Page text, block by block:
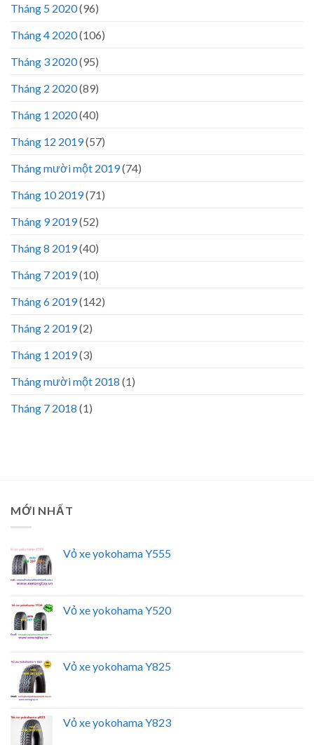
Tháng 5 2020(96)
Tháng 4 2020(106)
Tháng 3 2020(95)
Tháng 2 2020(89)
Tháng 1 2020(40)
Tháng 12 2019(57)
Tháng mười một 2019(74)
Tháng 10 2019(71)
Tháng 9 2019(52)
Tháng 8 2019(40)
Tháng 7 2019(10)
Tháng 6 2019(142)
Tháng 2 2019(2)
Tháng 1 2019(3)
Tháng mười một 2018 (1)
Tháng 7 2018 (1)
MỚI NHẤT
Vỏ xe yokohama Y555
Vỏ xe yokohama Y520
Vỏ xe yokohama Y825
Vỏ xe yokohama Y823